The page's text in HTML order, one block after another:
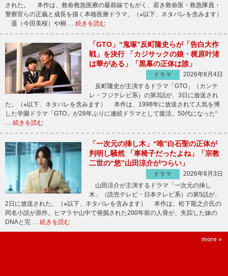
された。 本作は、救命救急医療の最前線でもがく、若き救命医・救急隊員・
警察官らの正義と成長を描く本格医療ドラマ。（※以下、ネタバレを含みます）
遥（今田美桜）や桐 … 続きを読む
「GTO」“鬼塚”反町隆史らが「告白大作
戦」を決行 「カジサックの娘・梶原叶渚
は華がある」「黒幕の正体は誰」
ドラマ
2026年8月4日
反町隆史が主演するドラマ「GTO」（カンテ
レ・フジテレビ系）の第3話が、3日に放送され
た。（※以下、ネタバレを含みます） 本作は、1998年に放送されて人気を博
した学園ドラマ「GTO」が28年ぶりに連続ドラマとして復活。50代になった“
… 続きを読む
「一次元の挿し木」“唯”白石聖の正体が
判明し騒然 「車椅子だったよね」「宗教
二世の“悠”山田涼介がつらい」
ドラマ
2026年8月3日
山田涼介が主演するドラマ「一次元の挿し
木」（読売テレビ・日本テレビ系）の第5話が、
2日に放送された。（※以下、ネタバレを含みます） 本作は、松下龍之介氏の
同名小説が原作。ヒマラヤ山中で発掘された200年前の人骨が、失踪した妹の
DNAと完 … 続きを読む
more »